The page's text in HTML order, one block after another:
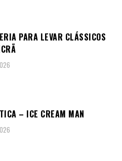
PARA LEVAR CLÁSSICOS
– ICE CREAM MAN